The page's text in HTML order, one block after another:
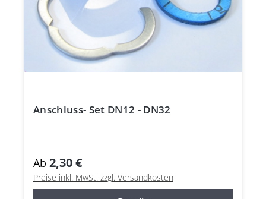
Anschluss- Set DN12 - DN32
Ab 2,30 €
Preise inkl. MwSt. zzgl. Versandkosten